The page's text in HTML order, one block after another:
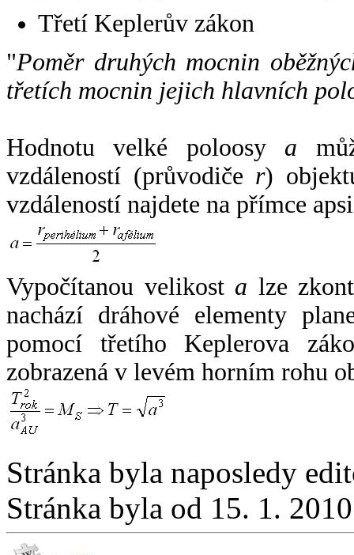
Třetí Keplerův zákon
"Poměr druhých mocnin
třetích mocnin jejich hlavních
Hodnotu velké poloosy a
vzdáleností (průvodiče r)
vzdáleností najdete na přímce
Vypočítanou velikost a lze
nachází dráhové elementy
pomocí třetího Keplerova
zobrazená v levém horním rohu
Stránka byla naposledy
Stránka byla od 15. 1.